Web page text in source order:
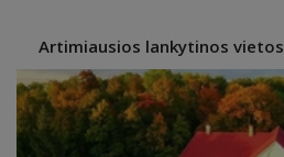
Artimiausios lankytinos vietos